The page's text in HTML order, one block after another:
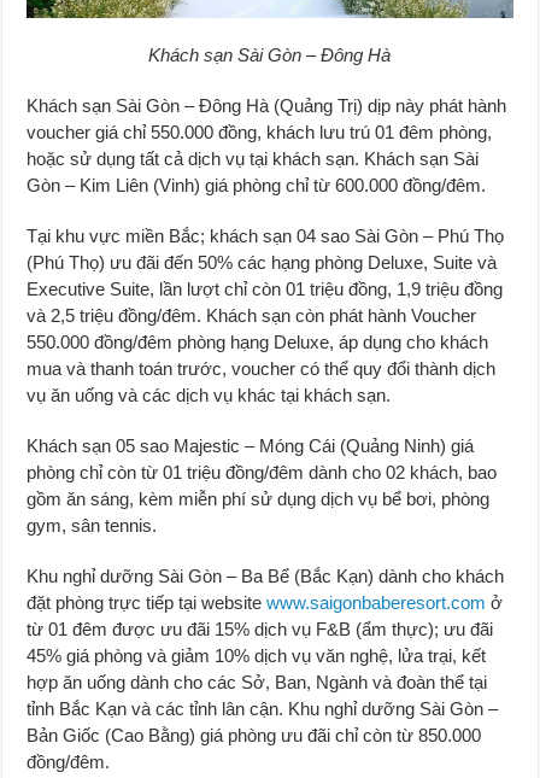
Khách sạn Sài Gòn – Đông Hà
Khách sạn Sài Gòn – Đông Hà (Quảng Trị) dịp này phát hành
voucher giá chỉ 550.000 đồng, khách lưu trú 01 đêm phòng,
hoặc sử dụng tất cả dịch vụ tại khách sạn. Khách sạn Sài
Gòn – Kim Liên (Vinh) giá phòng chỉ từ 600.000 đồng/đêm.
Tại khu vực miền Bắc; khách sạn 04 sao Sài Gòn – Phú Thọ
(Phú Thọ) ưu đãi đến 50% các hạng phòng Deluxe, Suite và
Executive Suite, lần lượt chỉ còn 01 triệu đồng, 1,9 triệu đồng
và 2,5 triệu đồng/đêm. Khách sạn còn phát hành Voucher
550.000 đồng/đêm phòng hạng Deluxe, áp dụng cho khách
mua và thanh toán trước, voucher có thể quy đổi thành dịch
vụ ăn uống và các dịch vụ khác tại khách sạn.
Khách sạn 05 sao Majestic – Móng Cái (Quảng Ninh) giá
phòng chỉ còn từ 01 triệu đồng/đêm dành cho 02 khách, bao
gồm ăn sáng, kèm miễn phí sử dụng dịch vụ bể bơi, phòng
gym, sân tennis.
Khu nghỉ dưỡng Sài Gòn – Ba Bể (Bắc Kạn) dành cho khách
đặt phòng trực tiếp tại websitewww.saigonbaberesort.com ở
từ 01 đêm được ưu đãi 15% dịch vụ F&B (ẩm thực); ưu đãi
45% giá phòng và giảm 10% dịch vụ văn nghệ, lửa trại, kết
hợp ăn uống dành cho các Sở, Ban, Ngành và đoàn thể tại
tỉnh Bắc Kạn và các tỉnh lân cận. Khu nghỉ dưỡng Sài Gòn –
Bản Giốc (Cao Bằng) giá phòng ưu đãi chỉ còn từ 850.000
đồng/đêm.